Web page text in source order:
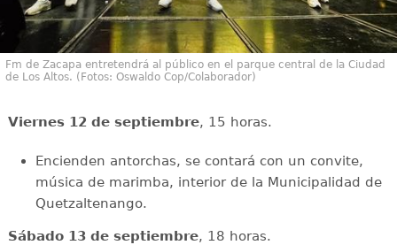
Fm de Zacapa entretendrá al público en el parque central de la Ciudad
de Los Altos. (Fotos: Oswaldo Cop/Colaborador)
Viernes 12 de septiembre, 15 horas.
Encienden antorchas, se contará con un convite,
música de marimba, interior de la Municipalidad de
Quetzaltenango.
Sábado 13 de septiembre, 18 horas.